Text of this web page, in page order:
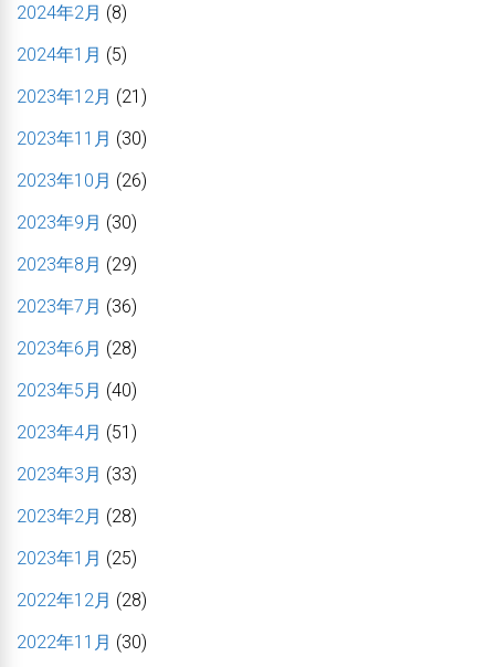
2024年2月 (8)
2024年1月 (5)
2023年12月 (21)
2023年11月 (30)
2023年10月 (26)
2023年9月 (30)
2023年8月 (29)
2023年7月 (36)
2023年6月 (28)
2023年5月 (40)
2023年4月 (51)
2023年3月 (33)
2023年2月 (28)
2023年1月 (25)
2022年12月 (28)
2022年11月 (30)